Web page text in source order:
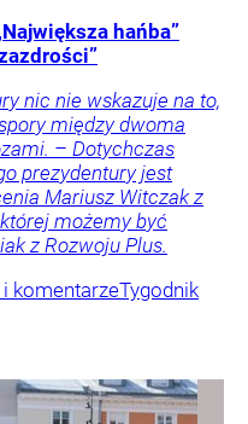
hańba”
nic nie wskazuje na to,
między dwoma
– Dotychczas
prezydentury jest
Mariusz Witczak z
możemy być
z Rozwoju Plus.
i komentarzeTygodnik